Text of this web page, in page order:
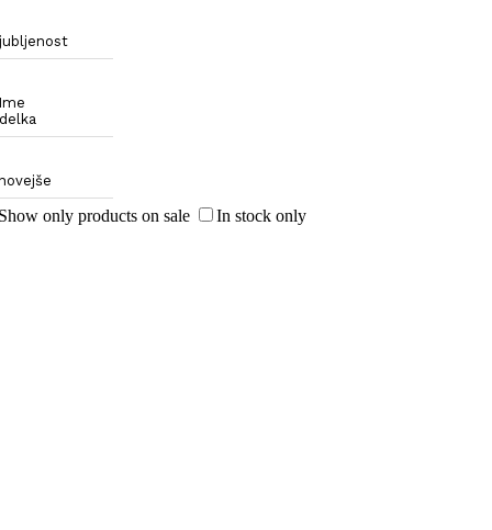
only products on sale In stock only